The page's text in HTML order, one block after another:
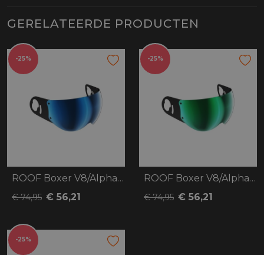
GERELATEERDE PRODUCTEN
-25%
ROOF Boxer V8/Alpha Visor
€ 74,95 € 56,21
-25%
ROOF Boxer V8/Alpha Visor
€ 74,95 € 56,21
-25%